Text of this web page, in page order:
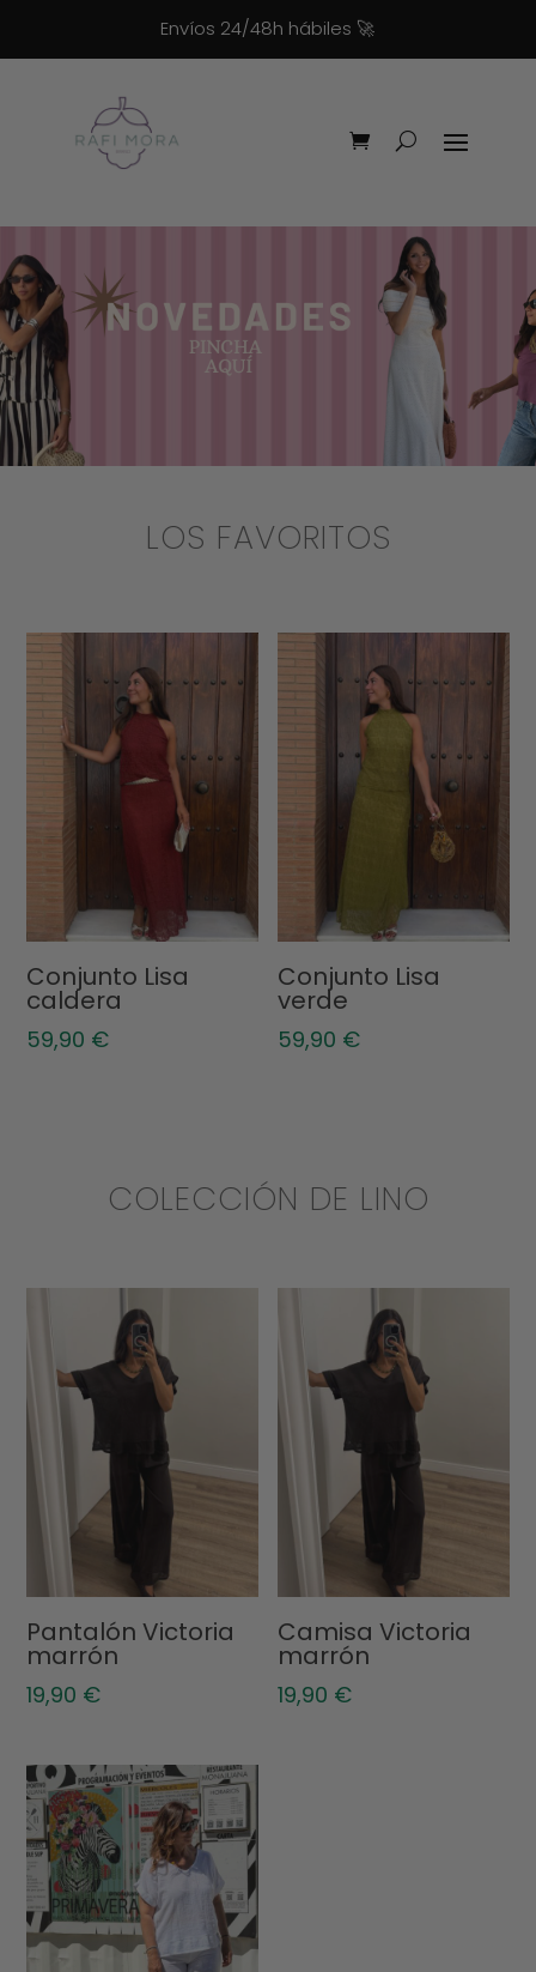
Envíos 24/48h hábiles 🚀
LOS FAVORITOS
Conjunto Lisa
caldera
59,90 €
Conjunto Lisa
verde
59,90 €
COLECCIÓN DE LINO
Pantalón Victoria
marrón
19,90 €
Camisa Victoria
marrón
19,90 €